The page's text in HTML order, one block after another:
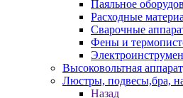
Паяльное
Расходные
Сварочные
Фены и
Высоковольтная
Люстры, подвесы,бра,
Назад